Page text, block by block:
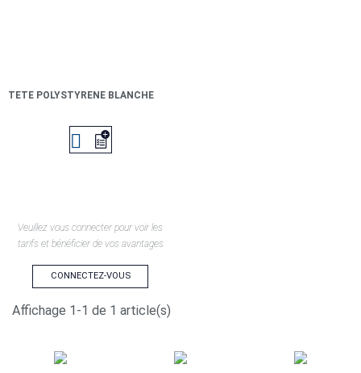
TETE POLYSTYRENE BLANCHE

Veuillez vous connecter pour voir les
tarifs et bénéficier de vos avantages
CONNECTEZ-VOUS
Affichage 1-1 de 1 article(s)